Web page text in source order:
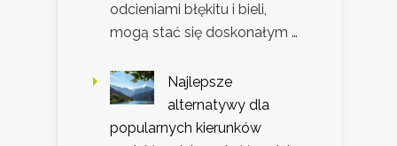
odcieniami błękitu i bieli,
mogą stać się doskonałym …
Najlepsze
alternatywy dla
popularnych kierunków